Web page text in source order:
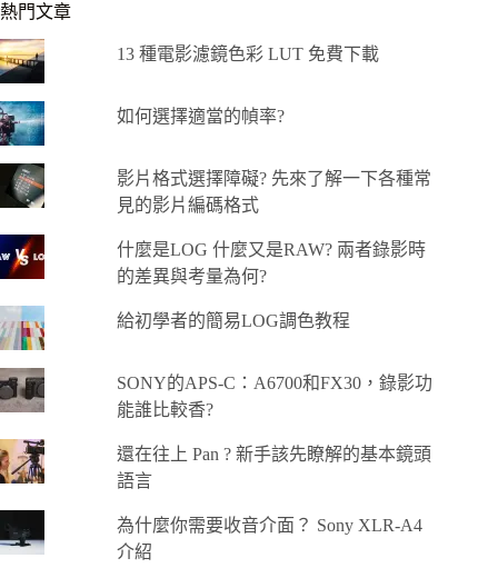
熱門文章
13 種電影濾鏡色彩 LUT 免費下載
如何選擇適當的幀率?
影片格式選擇障礙? 先來了解一下各種常
見的影片編碼格式
什麼是LOG 什麼又是RAW? 兩者錄影時
的差異與考量為何?
給初學者的簡易LOG調色教程
SONY的APS-C：A6700和FX30，錄影功
能誰比較香?
還在往上 Pan ? 新手該先瞭解的基本鏡頭
語言
為什麼你需要收音介面？ Sony XLR-A4
介紹